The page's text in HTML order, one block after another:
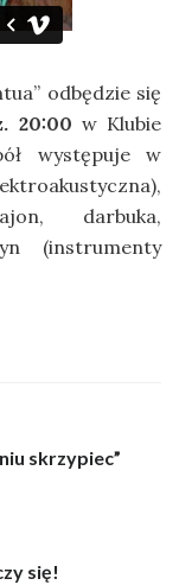
odbędzie się
20:00 w Klubie
występuje w
darbuka,
(instrumenty
skrzypiec”
się!